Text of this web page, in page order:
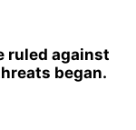
ruled against
began.